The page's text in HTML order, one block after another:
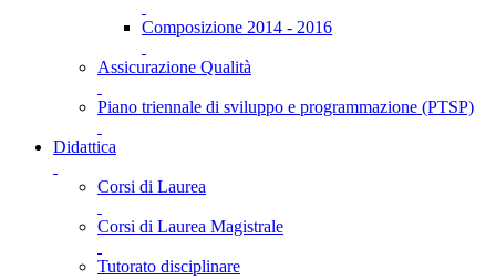
Composizione 2014 - 2016
Assicurazione Qualità
Piano triennale di sviluppo e programmazione (PTSP)
Didattica
Corsi di Laurea
Corsi di Laurea Magistrale
Tutorato disciplinare